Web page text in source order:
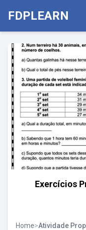
FDPLEARN
Exercícios
Home>Atividade